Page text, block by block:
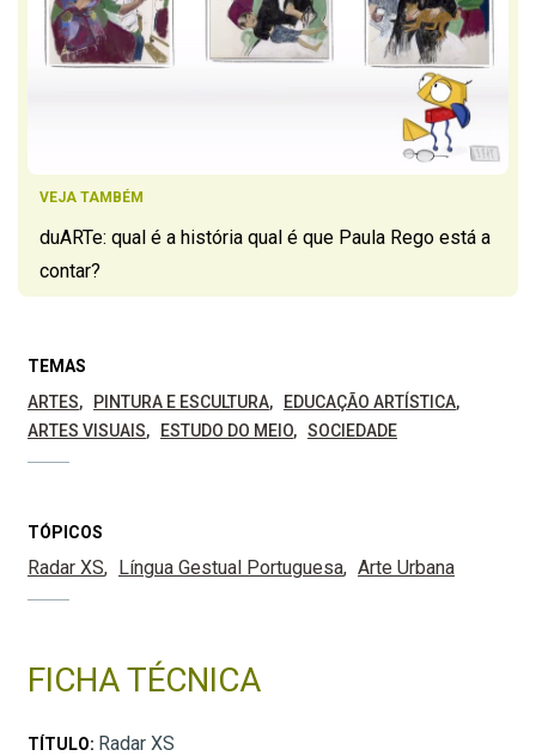
VEJA TAMBÉM
duARTe: qual é a história qual é que Paula Rego está a
contar?
TEMAS
ARTES
PINTURA E ESCULTURA
EDUCAÇÃO ARTÍSTICA
ARTES VISUAIS
ESTUDO DO MEIO SOCIEDADE
TÓPICOS
Radar XS Língua Gestual Portuguesa Arte Urbana
FICHA TÉCNICA
TÍTULO: Radar XS